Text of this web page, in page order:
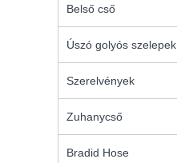
Belső cső
Úszó golyós szelepek
Szerelvények
Zuhanycső
Bradid Hose